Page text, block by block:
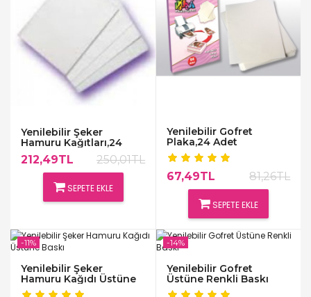
Yenilebilir Şeker
Hamuru Kağıtları,24
Adet
212,49TL 250,01TL
SEPETE EKLE
Yenilebilir Gofret
Plaka,24 Adet
67,49TL 81,26TL
SEPETE EKLE
Yenilebilir Şeker
Hamuru Kağıdı Üstüne
Baskı
-11%
Yenilebilir Gofret
Üstüne Renkli Baskı
-14%